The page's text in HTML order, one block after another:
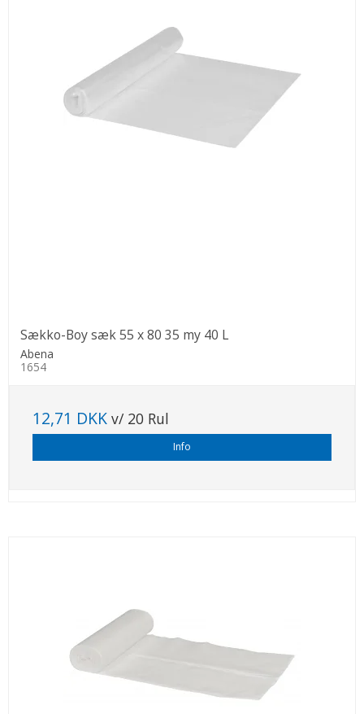
Sækko-Boy sæk 55 x 80 35 my 40 L
Abena
1654
12,71 DKK v/ 20 Rul
Info